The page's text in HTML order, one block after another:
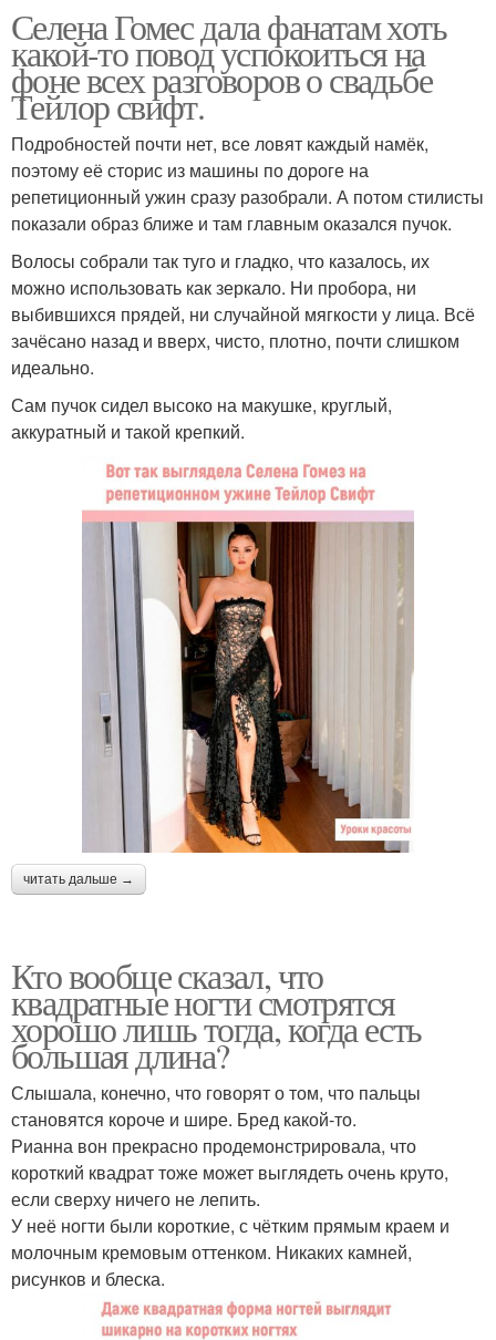
Селена Гомес дала фанатам хоть
какой-то повод успокоиться на
фоне всех разговоров о свадьбе
Тейлор свифт.
Подробностей почти нет, все ловят каждый намёк,
поэтому её сторис из машины по дороге на
репетиционный ужин сразу разобрали. А потом стилисты
показали образ ближе и там главным оказался пучок.
Волосы собрали так туго и гладко, что казалось, их
можно использовать как зеркало. Ни пробора, ни
выбившихся прядей, ни случайной мягкости у лица. Всё
зачёсано назад и вверх, чисто, плотно, почти слишком
идеально.
Сам пучок сидел высоко на макушке, круглый,
аккуратный и такой крепкий.
читать дальше →
Кто вообще сказал, что
квадратные ногти смотрятся
хорошо лишь тогда, когда есть
большая длина?
Слышала, конечно, что говорят о том, что пальцы
становятся короче и шире. Бред какой-то.
Рианна вон прекрасно продемонстрировала, что
короткий квадрат тоже может выглядеть очень круто,
если сверху ничего не лепить.
У неё ногти были короткие, с чётким прямым краем и
молочным кремовым оттенком. Никаких камней,
рисунков и блеска.